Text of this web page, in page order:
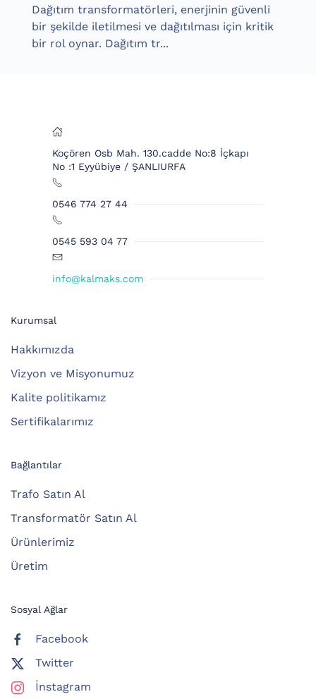
Dağıtım transformatörleri, enerjinin güvenli
bir şekilde iletilmesi ve dağıtılması için kritik
bir rol oynar. Dağıtım tr...
Koçören Osb Mah. 130.cadde No:8 İçkapı
No :1 Eyyübiye / ŞANLIURFA
0546 774 27 44
0545 593 04 77
info@kalmaks.com
Kurumsal
Hakkımızda
Vizyon ve Misyonumuz
Kalite politikamız
Sertifikalarımız
Bağlantılar
Trafo Satın Al
Transformatör Satın Al
Ürünlerimiz
Üretim
Sosyal Ağlar
Facebook
Twitter
İnstagram